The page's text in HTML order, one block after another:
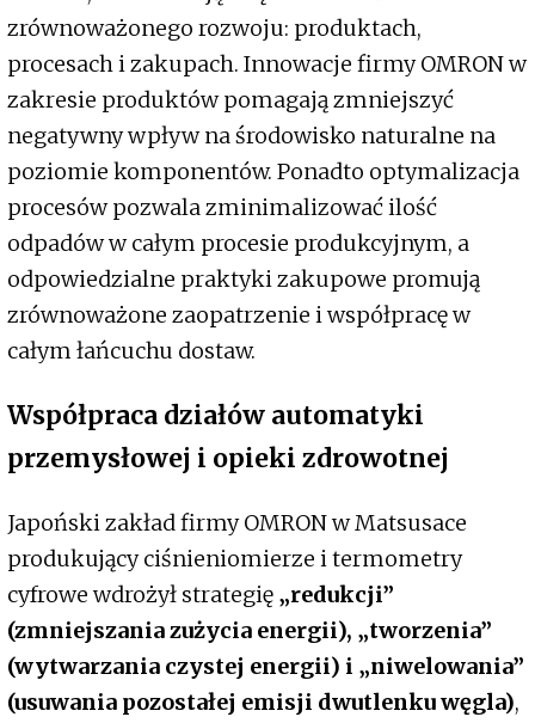
zrównoważonego rozwoju: produktach,
procesach i zakupach. Innowacje firmy OMRON w
zakresie produktów pomagają zmniejszyć
negatywny wpływ na środowisko naturalne na
poziomie komponentów. Ponadto optymalizacja
procesów pozwala zminimalizować ilość
odpadów w całym procesie produkcyjnym, a
odpowiedzialne praktyki zakupowe promują
zrównoważone zaopatrzenie i współpracę w
całym łańcuchu dostaw.
Współpraca działów automatyki
przemysłowej i opieki zdrowotnej
Japoński zakład firmy OMRON w Matsusace
produkujący ciśnieniomierze i termometry
cyfrowe wdrożył strategię „redukcji”
(zmniejszania zużycia energii), „tworzenia”
(wytwarzania czystej energii) i „niwelowania”
(usuwania pozostałej emisji dwutlenku węgla),